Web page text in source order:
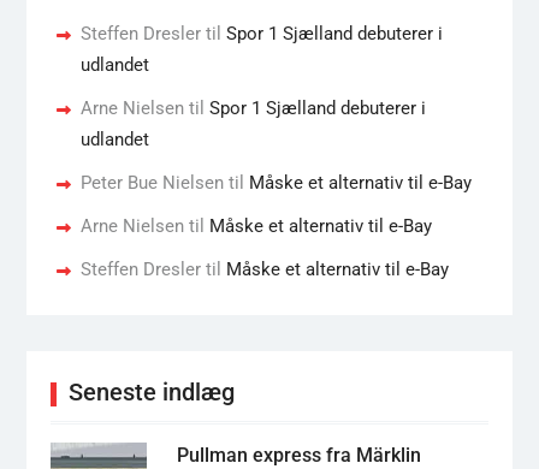
Steffen Dreslertil Spor 1 Sjælland debuterer i
udlandet
Arne Nielsentil Spor 1 Sjælland debuterer i
udlandet
Peter Bue Nielsentil Måske et alternativ til e-Bay
Arne Nielsentil Måske et alternativ til e-Bay
Steffen Dreslertil Måske et alternativ til e-Bay
Seneste indlæg
Pullman express fra Märklin